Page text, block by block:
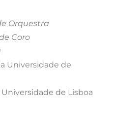
Orquestra
Coro
Universidade de
de Lisboa